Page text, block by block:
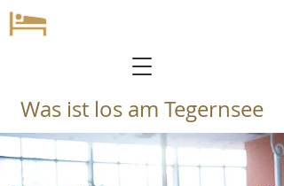
Was ist los am Tegernsee